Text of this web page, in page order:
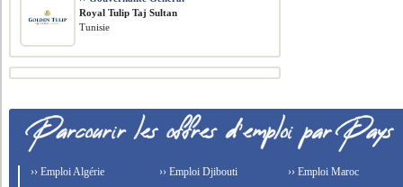
Royal Tulip Taj Sultan
Tunisie
›› Emploi Algérie
›› Emploi Djibouti
›› Emploi Maroc